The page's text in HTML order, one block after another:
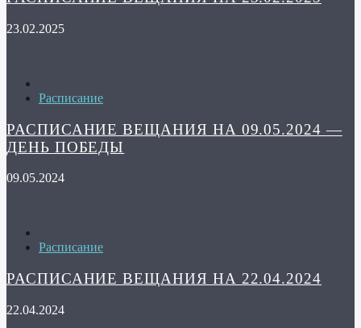
23.02.2025
Расписание
РАСПИСАНИЕ ВЕЩАНИЯ НА 09.05.2024 —
ДЕНЬ ПОБЕДЫ
09.05.2024
Расписание
РАСПИСАНИЕ ВЕЩАНИЯ НА 22.04.2024
22.04.2024